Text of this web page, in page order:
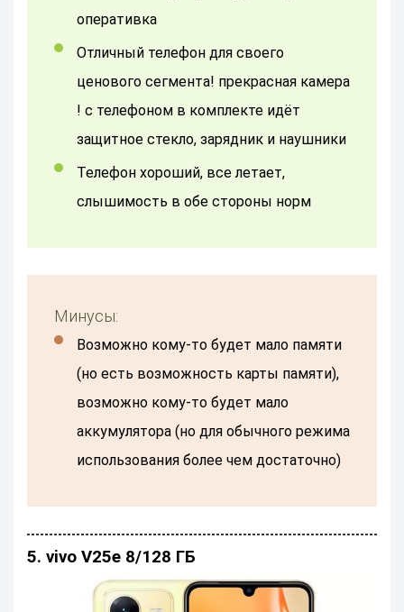
оперативка
отличный телефон для своего
ценового сегмента! прекрасная камера
! с телефоном в комплекте идёт
защитное стекло, зарядник и наушники
Телефон хороший, все летает,
слышимость в обе стороны норм
Минусы:
Возможно кому-то будет мало памяти
(но есть возможность карты памяти),
возможно кому-то будет мало
аккумулятора (но для обычного режима
использования более чем достаточно)
5. vivo V25e 8/128 ГБ